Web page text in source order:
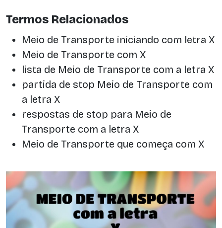
Termos Relacionados
Meio de Transporte iniciando com letra X
Meio de Transporte com X
lista de Meio de Transporte com a letra X
partida de stop Meio de Transporte com
a letra X
respostas de stop para Meio de
Transporte com a letra X
Meio de Transporte que começa com X